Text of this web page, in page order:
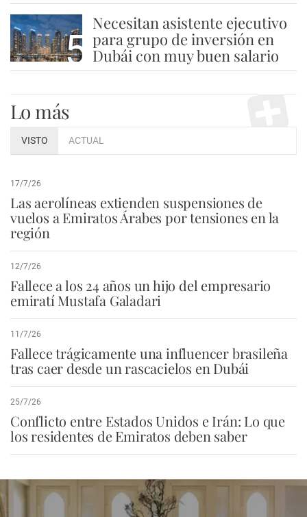
5
Necesitan asistente ejecutivo
para grupo de inversión en
Dubái con muy buen salario
Lo más
VISTO ACTUAL
17/7/26
Las aerolíneas extienden suspensiones de
vuelos a Emiratos Árabes por tensiones en la
región
12/7/26
Fallece a los 24 años un hijo del empresario
emiratí Mustafa Galadari
11/7/26
Fallece trágicamente una influencer brasileña
tras caer desde un rascacielos en Dubái
25/7/26
Conflicto entre Estados Unidos e Irán: Lo que
los residentes de Emiratos deben saber